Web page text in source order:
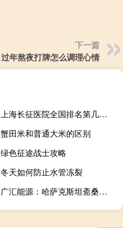
下一篇
过年熬夜打牌怎么调理心情
上海长征医院全国排名第几（上海长征医院怎么样）
蟹田米和普通大米的区别
绿色征途战士攻略
冬天如何防止水管冻裂
广汇能源：哈萨克斯坦斋桑油气项目正式进入油田试开采阶段